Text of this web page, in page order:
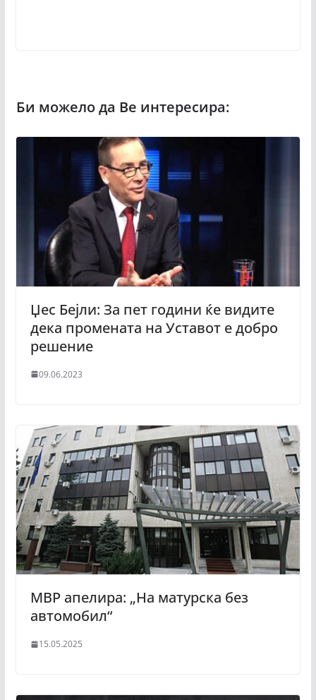
Џес Бејли: За пет години ќе видите
дека промената на Уставот е добро
решение
09.06.2023
МВР апелира: „На матурска без
автомобил“
15.05.2025